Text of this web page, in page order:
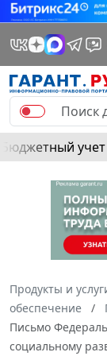
Бюджетный учет
Продукты и
обеспечение
Письмо
социальному